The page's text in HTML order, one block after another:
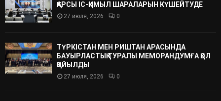
ҚАРСЫ ІС-ҚИМЫЛ ШАРАЛАРЫН КҮШЕЙТУДЕ
27 июля, 2026 0
ТҮРКІСТАН МЕН РИШТАН АРАСЫНДА
БАУЫРЛАСТЫҚ ТУРАЛЫ МЕМОРАНДУМҒА ҚОЛ
ҚОЙЫЛДЫ
27 июля, 2026 0